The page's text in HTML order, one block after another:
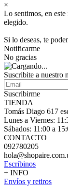
×
Lo sentimos, en
elegido.
Si lo deseas, te
Notificarme
No gracias
Suscribite a nuestro
Suscribirme
TIENDA
Tomás Diago 617
Lunes a Viernes:
Sábados: 11:00 a
CONTACTO
092780205
Escribinos
+ INFO
Envíos y retiros